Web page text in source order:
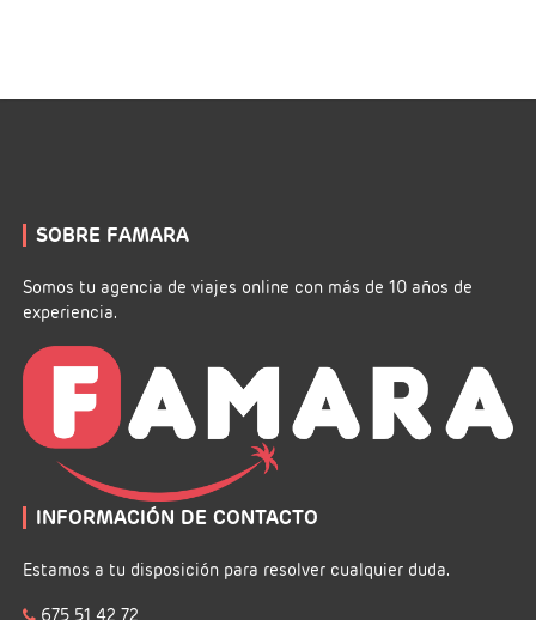
SOBRE FAMARA
Somos tu agencia de viajes online con más de 10 años de
experiencia.
INFORMACIÓN DE CONTACTO
Estamos a tu disposición para resolver cualquier duda.
675 51 42 72